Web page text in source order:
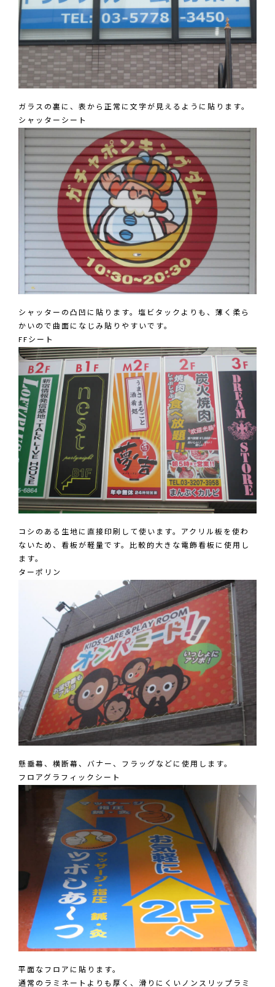
ガラスの裏に、表から正常に文字が見えるように貼ります。
シャッターシート
シャッターの凸凹に貼ります。塩ビタックよりも、薄く柔ら
かいので曲面になじみ貼りやすいです。
FFシート
コシのある生地に直接印刷して使います。アクリル板を使わ
ないため、看板が軽量です。比較的大きな電飾看板に使用し
ます。
ターポリン
懸垂幕、横断幕、バナー、フラッグなどに使用します。
フロアグラフィックシート
平面なフロアに貼ります。
通常のラミネートよりも厚く、滑りにくいノンスリップラミ